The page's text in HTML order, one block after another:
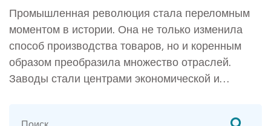
Промышленная революция стала переломным
моментом в истории. Она не только изменила
способ производства товаров, но и коренным
образом преобразила множество отраслей.
Заводы стали центрами экономической и